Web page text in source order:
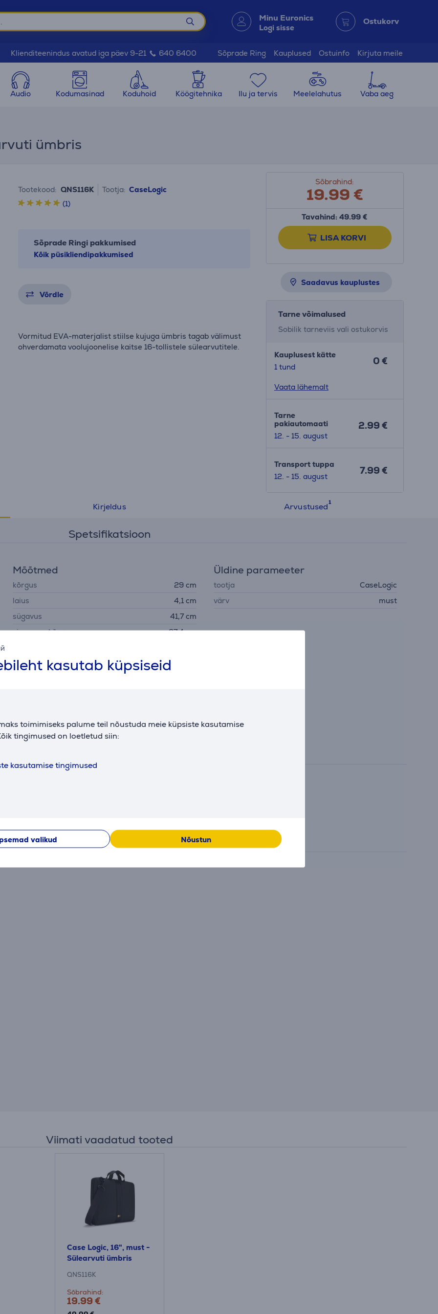
kasutab küpsiseid
toimimiseks palume teil nõustuda meie küpsiste kasutamise
tingimused on loetletud siin:
kasutamise tingimused
valikud Nõustun
Minu Euronics
Logi sisse
Ostukorv
Klienditeenindus avatud iga päev 9-21 640 6400 Sõprade Ring Kauplused Ostuinfo Kirjuta meile
Audio Kodumasinad Koduhoid Köögitehnika Ilu ja tervis Meelelahutus Vaba aeg
ümbris
Tootekood: QNS116K Tootja: CaseLogic
(1)
Sõprade Ringi pakkumised
Kõik püsikliendipakkumised
Võrdle
Vormitud EVA-materjalist stiilse kujuga ümbris tagab välimust
ohverdamata voolujoonelise kaitse 16-tollistele sülearvutitele.
Sõbrahind:
19.99€
Tavahind: 49.99 €
LISA KORVI
Saadavus kauplustes
Tarne võimalused
Sobilik tarneviis vali ostukorvis
Kauplusest kätte
1 tund
0 €
Vaata lähemalt
Tarne
pakiautomaati
12. - 15. august
2.99 €
Transport tuppa
12. - 15. august
7.99 €
Kirjeldus Arvustused
Spetsifikatsioon
Mõõtmed
kõrgus
29 cm
laius
4,1 cm
sügavus
41,7 cm
sisemuse kõrgus
27,4 cm
sisemuse sügavus
38,6 cm
Üldine parameeter
tootja
CaseLogic
värv
must
sülearvuteid
lase sel ümbrises liikuda.
sülearvutit ümbrises ilma ülekuumenemisohuta kasutada.
õlarihm
Arvustused
Viimati vaadatud tooted
Case Logic, 16", must -
Sülearvuti ümbris
QNS116K
Sõbrahind:
19.99 €